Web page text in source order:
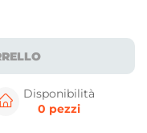
Disponibilità
0 pezzi